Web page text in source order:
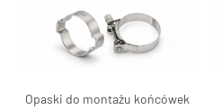
Opaski do montażu końcówek